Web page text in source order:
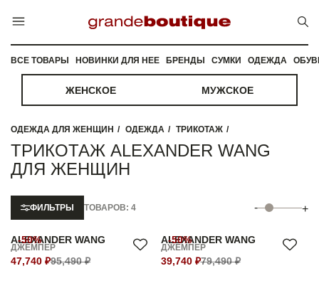
ВСЕ ТОВАРЫ НОВИНКИ ДЛЯ НЕЕ БРЕНДЫ СУМКИ ОДЕЖДА
ЖЕНСКОЕ МУЖСКОЕ
ОДЕЖДА ДЛЯ ЖЕНЩИН ОДЕЖДА ТРИКОТАЖ
ТРИКОТАЖ ALEXANDER WANG
ДЛЯ ЖЕНЩИН
ФИЛЬТРЫ ТОВАРОВ: 4 - +
-50%
ALEXANDER WANG
ДЖЕМПЕР
47,740 ₽95,490 ₽
-50%
ALEXANDER WANG
ДЖЕМПЕР
39,740 ₽79,490 ₽